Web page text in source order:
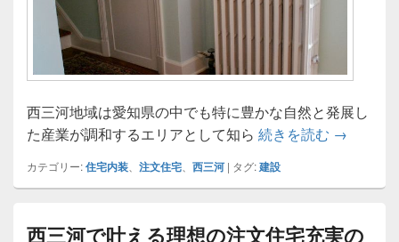
西三河地域は愛知県の中でも特に豊かな自然と発展し
た産業が調和するエリアとして知ら 続きを読む 西三河で
→
カテゴリー:住宅内装 注文住宅 西三河 | タグ:建設
西三河で叶える理想の注文住宅充実の